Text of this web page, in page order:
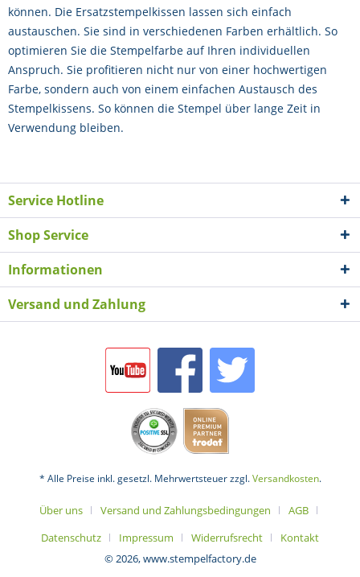
können. Die Ersatzstempelkissen lassen sich einfach
austauschen. Sie sind in verschiedenen Farben erhältlich. So
optimieren Sie die Stempelfarbe auf Ihren individuellen
Anspruch. Sie profitieren nicht nur von einer hochwertigen
Farbe, sondern auch von einem einfachen Austausch des
Stempelkissens. So können die Stempel über lange Zeit in
Verwendung bleiben.
Service Hotline
Shop Service
Informationen
Versand und Zahlung
* Alle Preise inkl. gesetzl. Mehrwertsteuer zzgl.Versandkosten.
Über uns Versand und Zahlungsbedingungen
AGB
Datenschutz
Impressum Widerrufsrecht
Kontakt
© 2026, www.stempelfactory.de